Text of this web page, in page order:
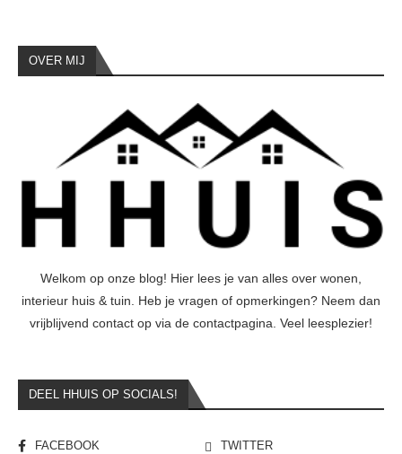
OVER MIJ
Welkom op onze blog! Hier lees je van alles over wonen,
interieur huis & tuin. Heb je vragen of opmerkingen? Neem dan
vrijblijvend contact op via de contactpagina. Veel leesplezier!
DEEL HHUIS OP SOCIALS!
FACEBOOK
TWITTER